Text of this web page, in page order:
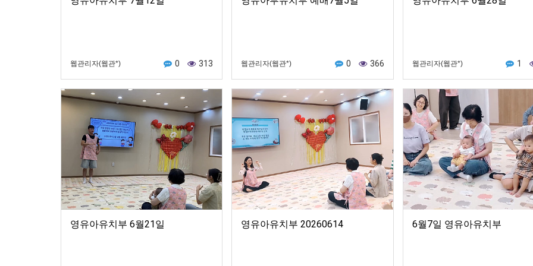
웹관리자(웹관*) 0 313 웹관리자(웹관*) 0 366 웹관리자(웹관*) 1
영유아유치부 6월21일 영유아유치부 20260614 6월7일 영유아유치부